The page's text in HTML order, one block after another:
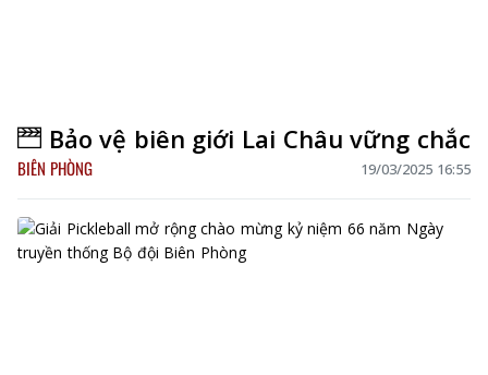
Bảo vệ biên giới Lai Châu vững chắc
BIÊN PHÒNG 19/03/2025 16:55